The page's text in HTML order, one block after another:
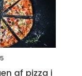
af pizza i